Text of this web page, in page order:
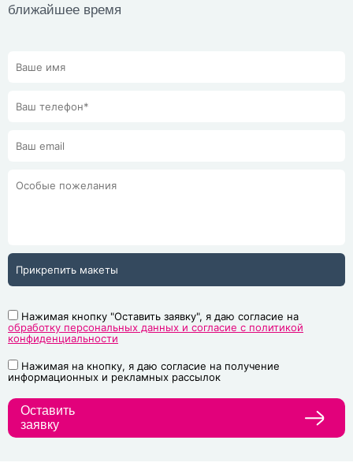
ближайшее время
Прикрепить макеты
Нажимая кнопку "Оставить заявку", я даю согласие на
обработку персональных данных и согласие с политикой
конфиденциальности
Нажимая на кнопку, я даю согласие на получение
информационных и рекламных рассылок
Оставить
заявку